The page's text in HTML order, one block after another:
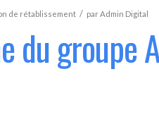
de rétablissement / parAdmin Digital
du groupe